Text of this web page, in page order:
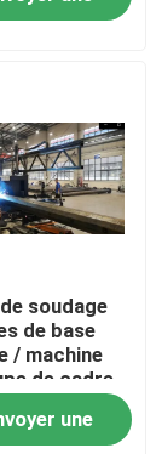
soudage
de base
/ machine
de cadre
une